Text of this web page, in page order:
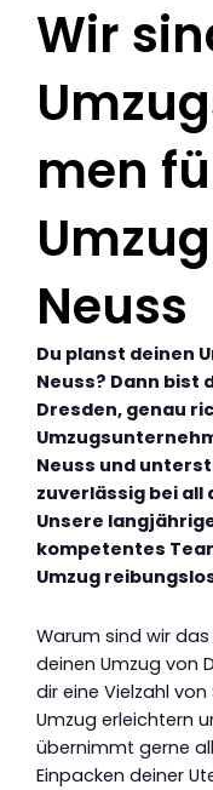
Wir
men
Neuss
Du planst deinen
Neuss? Dann bist
Dresden, genau
Neuss und
zuverlässig bei all
Unsere
kompetentes
Umzug
Warum sind wir
deinen Umzug von
dir eine Vielzahl
Umzug erleichtern
übernimmt gerne
Einpacken deiner